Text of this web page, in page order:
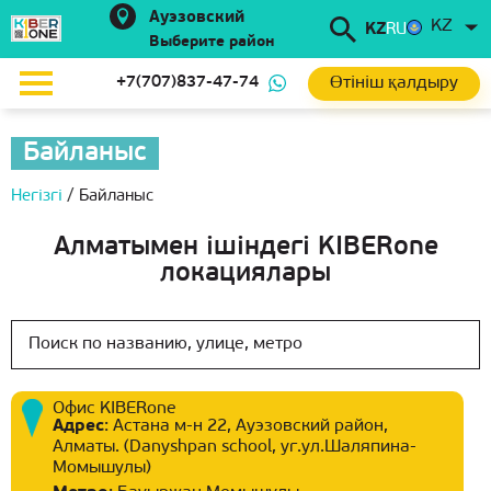
Ауэзовский
Выберите район
KZRU KZ
+7(707)837-47-74 Өтініш қалдыру
Байланыс
Негізгі / Байланыс
Алматымен ішіндегі KIBERone
локациялары
Офис KIBERone
Адрес: Астана м-н 22, Ауэзовский район,
Алматы. (Danyshpan school, уг.ул.Шаляпина-
Момышулы)